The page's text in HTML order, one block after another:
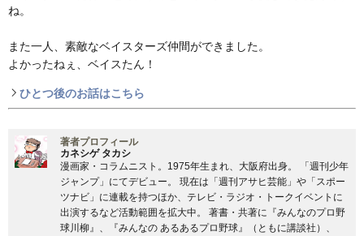
ね。
また一人、素敵なベイスターズ仲間ができました。
よかったねぇ、ベイスたん！
ひとつ後のお話はこちら
著者プロフィール
カネシゲ タカシ
漫画家・コラムニスト。1975年生まれ、大阪府出身。 「週刊少年
ジャンプ」にてデビュー。 現在は「週刊アサヒ芸能」や「スポー
ツナビ」に連載を持つほか、テレビ・ラジオ・トークイベントに
出演するなど活動範囲を拡大中。 著書・共著に『みんなのプロ野
球川柳』、『みんなの あるあるプロ野球』（ともに講談社）、